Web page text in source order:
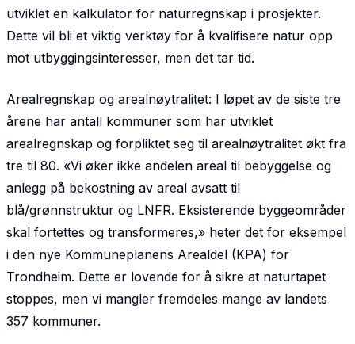
utviklet en kalkulator for naturregnskap i prosjekter.
Dette vil bli et viktig verktøy for å kvalifisere natur opp
mot utbyggingsinteresser, men det tar tid.
Arealregnskap og arealnøytralitet: I løpet av de siste tre
årene har antall kommuner som har utviklet
arealregnskap og forpliktet seg til arealnøytralitet økt fra
tre til 80. «Vi øker ikke andelen areal til bebyggelse og
anlegg på bekostning av areal avsatt til
blå/grønnstruktur og LNFR. Eksisterende byggeområder
skal fortettes og transformeres,» heter det for eksempel
i den nye Kommuneplanens Arealdel (KPA) for
Trondheim. Dette er lovende for å sikre at naturtapet
stoppes, men vi mangler fremdeles mange av landets
357 kommuner.